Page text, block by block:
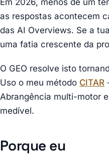
as respostas acontecem
das AI Overviews. Se a
uma fatia crescente da
O GEO resolve isto
Uso o meu método CITAR
Abrangência multi-motor
medível.
Porque eu